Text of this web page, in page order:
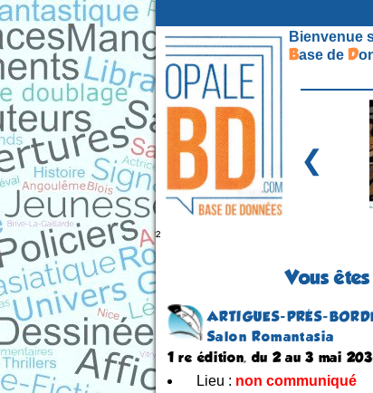
Bienvenue
Base de D
❮
²
Vous
ARTIGUES-PRÉS-
Salon Romantasia
1 re édition, du 2 au 3 mai
Lieu : non communiqué